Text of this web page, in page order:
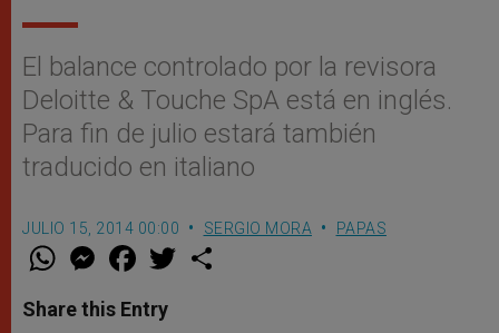
El balance controlado por la revisora
Deloitte & Touche SpA está en inglés.
Para fin de julio estará también
traducido en italiano
JULIO 15, 2014 00:00 SERGIO MORA PAPAS
W
t
s
M
e
s
e
F
a
e
b
w
Share this Entry